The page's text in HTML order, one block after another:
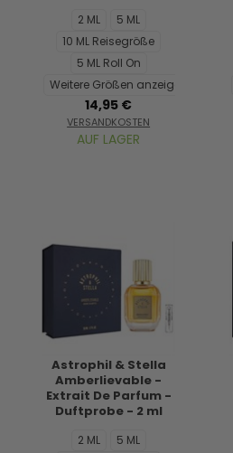
2 ML
5 ML
10 ML Reisegröße
5 ML Roll On
Weitere Größen anzeigen...
14,95 €
VERSANDKOSTEN
AUF LAGER
Astrophil & Stella
Amberlievable -
Extrait De Parfum -
Duftprobe - 2 ml
2 ML
5 ML